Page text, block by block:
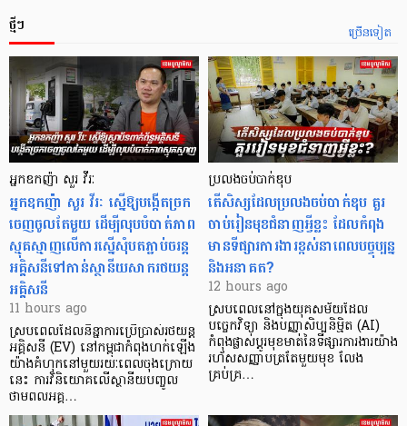
ច្រើនទៀត
ថ្មីៗ
អ្នកឧកញ៉ា សួរ វីរៈ
អ្នកឧកញ៉ា សួរ វីរៈ ស្នើឱ្យបង្កើតច្រក
ចេញចូលតែមួយ ដើម្បីលុបបំបាត់ភាព
ស្មុគស្មាញលើការស្នើសុំបតភ្ជាប់ចរន្ត
អគ្គិសនីទៅកាន់ស្ថានីយសាករថយន្ត
អគ្គិសនី
11 hours ago
ស្របពេលដែលនិន្នាការប្រើប្រាស់រថយន្ត
អគ្គិសនី (EV) នៅកម្ពុជាកំពុងហក់ឡើង
យ៉ាងគំហុកនៅមួយរយៈពេលចុងក្រោយ
នេះ ការវិនិយោគលើស្ថានីយបញ្ចូល
ថាមពលអគ្គ…
ប្រលងចប់បាក់ឌុប
តើសិស្សដែលប្រលងចប់បាក់ឌុប គួរ
ចាប់រៀនមុខជំនាញអ្វីខ្លះ ដែលកំពុង
មានទីផ្សារការងារខ្ពស់នាពេលបច្ចុប្បន្ន
និងអនាគត?
12 hours ago
ស្របពេលនៅក្នុងយុគសម័យដែល
បច្ចេកវិទ្យា និងបញ្ញាសិប្បនិម្មិត (AI)
កំពុងផ្លាស់ប្តូរមុខមាត់នៃទីផ្សារការងារយ៉ាង
រហ័សសញ្ញាបត្រតែមួយមុខ លែង
គ្រប់គ្រ…